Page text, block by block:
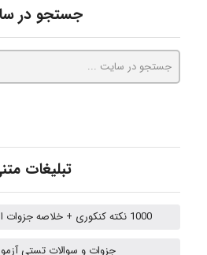
جستجو در
تبلیغات
1000 نکته کنکوری + خلاصه جزوات ارشد بهداشت حرفه ای
جزوات و سوالات تستی